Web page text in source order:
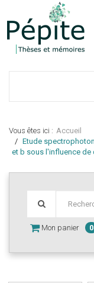
Vous êtes ici : Accueil
Etude
et b sous l'influence de
Mon panier 0